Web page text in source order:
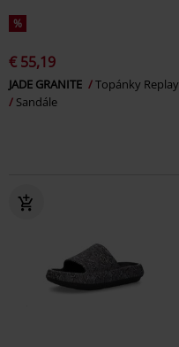
%
€ 55,19
JADE GRANITE
Topánky Replay
Sandále